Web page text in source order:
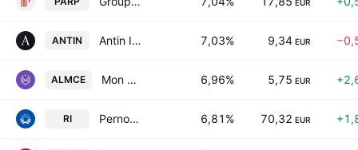
EUR
ANTIN Antin Infrastructure Partners 7,03% 9,34 EUR
ALMCE Mon Courtier Energie Groupe 6,96% 5,75 EUR
RI Pernod Ricard SA 6,81% 70,32 EUR